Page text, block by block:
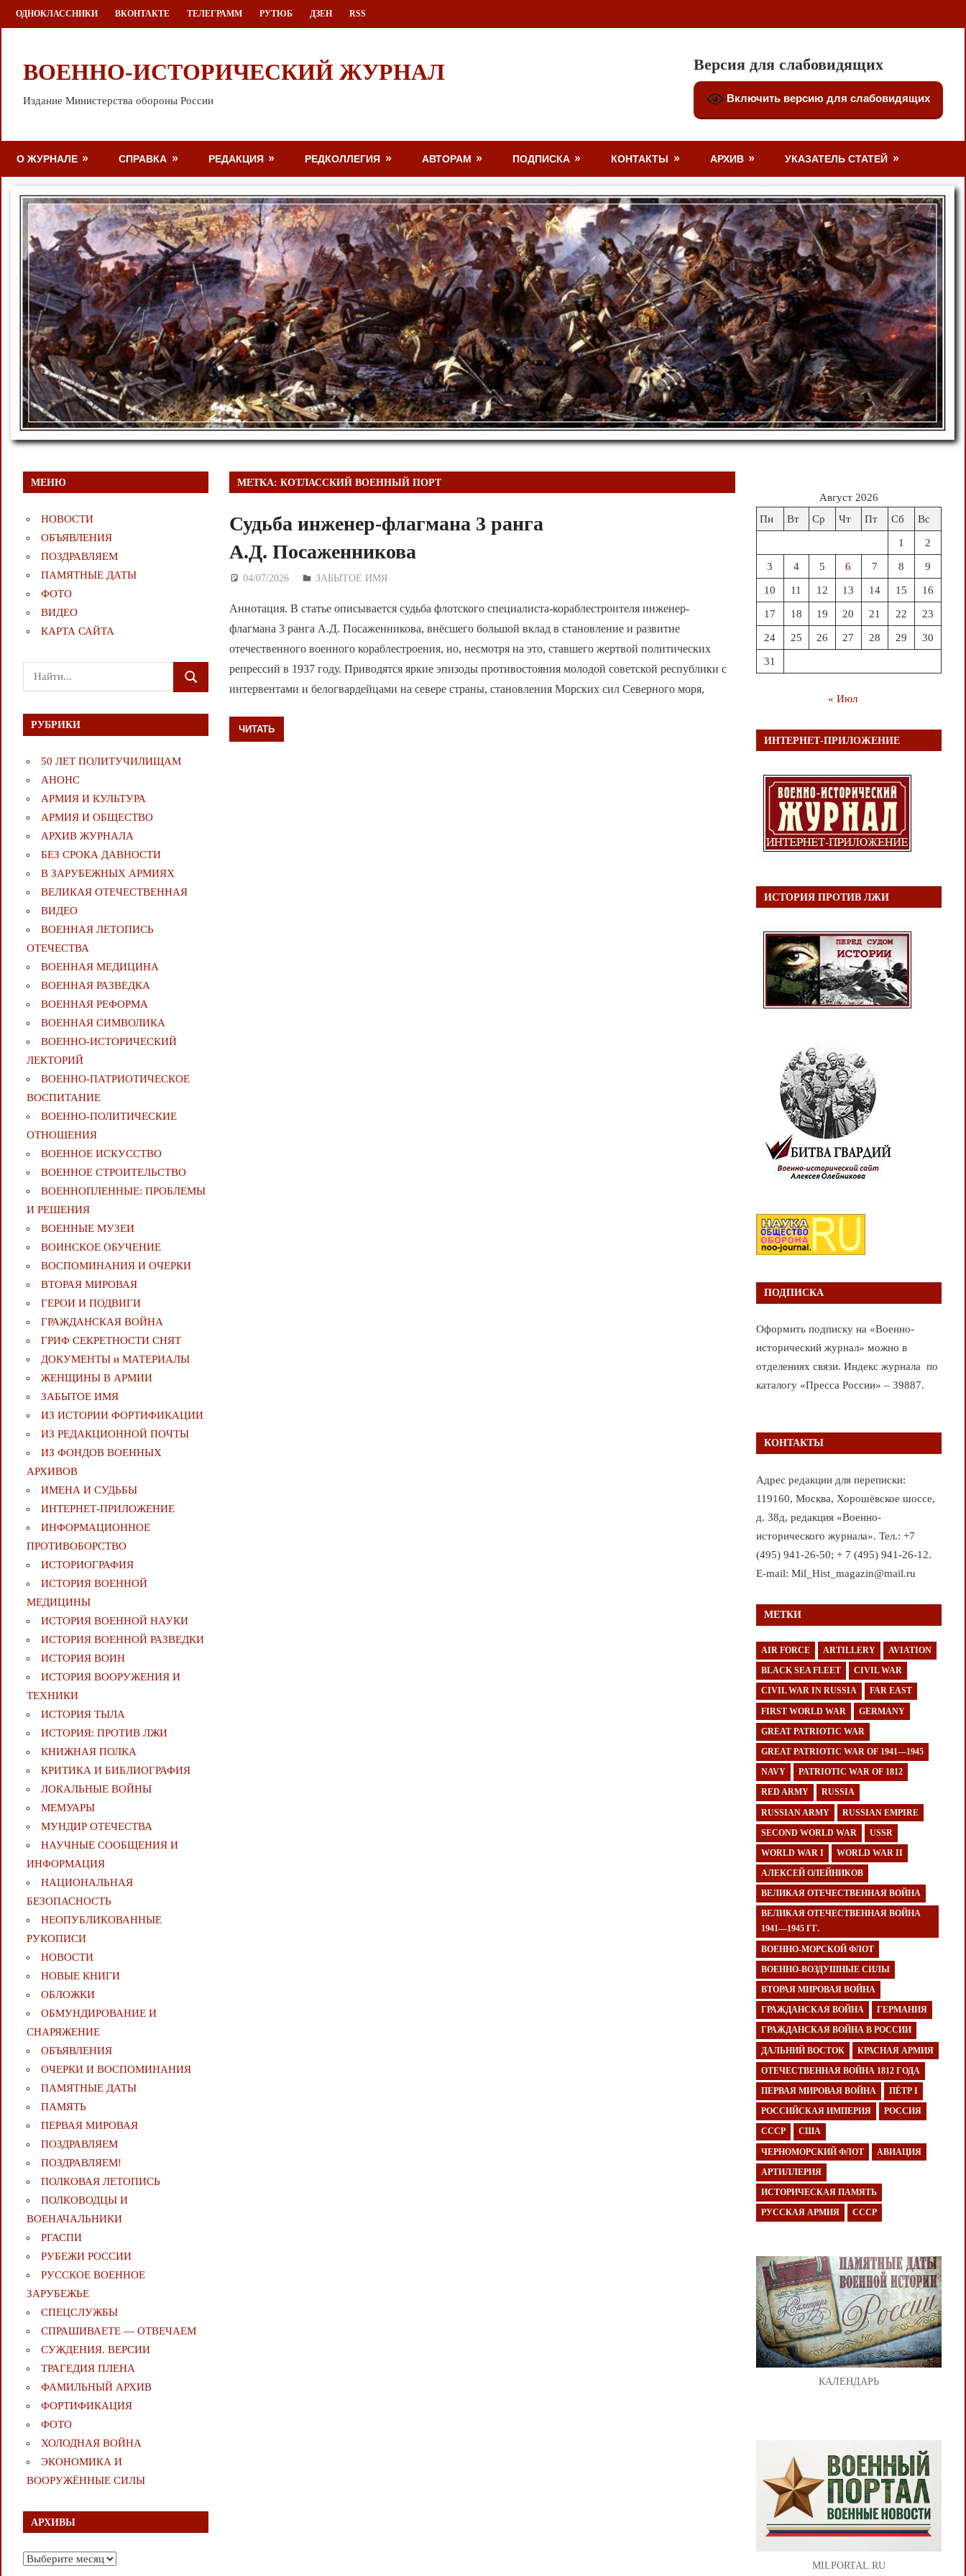
Перейти
к
ОДНОКЛАССНИКИ ВКОНТАКТЕ ТЕЛЕГРАММ РУТЮБ ДЗЕН RSS
ВОЕННО-ИСТОРИЧЕСКИЙ ЖУРНАЛ
Издание Министерства обороны России
Версия для слабовидящих
Включить версию для слабовидящих
О ЖУРНАЛЕ СПРАВКА РЕДАКЦИЯ РЕДКОЛЛЕГИЯ АВТОРАМ ПОДПИСКА КОНТАКТЫ АРХИВ УКАЗАТЕЛЬ СТАТЕЙ
МЕТКА:КОТЛАССКИЙ ВОЕННЫЙ ПОРТ
Судьба инженер-флагмана 3 ранга
А.Д. Посаженникова
04/07/2026 Дежурный по Редакции
ЗАБЫТОЕ ИМЯ
Аннотация. В статье описывается судьба флотского специалиста-кораблестроителя инженер-
флагмана 3 ранга А.Д. Посаженникова, внёсшего большой вклад в становление и развитие
отечественного военного кораблестроения, но, несмотря на это, ставшего жертвой политических
репрессий в 1937 году. Приводятся яркие эпизоды противостояния молодой советской республики с
интервентами и белогвардейцами на севере страны, становления Морских сил Северного моря,
ЧИТАТЬ
МЕНЮ
НОВОСТИ
ОБЪЯВЛЕНИЯ
ПОЗДРАВЛЯЕМ
ПАМЯТНЫЕ ДАТЫ
ФОТО
ВИДЕО
КАРТА САЙТА
Поиск
для:
ПОИСК
РУБРИКИ
50 ЛЕТ ПОЛИТУЧИЛИЩАМ
АНОНС
АРМИЯ И КУЛЬТУРА
АРМИЯ И ОБЩЕСТВО
АРХИВ ЖУРНАЛА
БЕЗ СРОКА ДАВНОСТИ
В ЗАРУБЕЖНЫХ АРМИЯХ
ВЕЛИКАЯ ОТЕЧЕСТВЕННАЯ
ВИДЕО
ВОЕННАЯ ЛЕТОПИСЬ
ОТЕЧЕСТВА
ВОЕННАЯ МЕДИЦИНА
ВОЕННАЯ РАЗВЕДКА
ВОЕННАЯ РЕФОРМА
ВОЕННАЯ СИМВОЛИКА
ВОЕННО-ИСТОРИЧЕСКИЙ
ЛЕКТОРИЙ
ВОЕННО-ПАТРИОТИЧЕСКОЕ
ВОСПИТАНИЕ
ВОЕННО-ПОЛИТИЧЕСКИE
ОТНОШЕНИЯ
ВОЕННОЕ ИСКУССТВО
ВОЕННОЕ СТРОИТЕЛЬСТВО
ВОЕННОПЛЕННЫЕ: ПРОБЛЕМЫ
И РЕШЕНИЯ
ВОЕННЫЕ МУЗЕИ
ВОИНСКОЕ ОБУЧЕНИЕ
ВОСПОМИНАНИЯ И ОЧЕРКИ
ВТОРАЯ МИРОВАЯ
ГЕРОИ И ПОДВИГИ
ГРАЖДАНСКАЯ ВОЙНА
ГРИФ СЕКРЕТНОСТИ СНЯТ
ДОКУМЕНТЫ и МАТЕРИАЛЫ
ЖЕНЩИНЫ В АРМИИ
ЗАБЫТОЕ ИМЯ
ИЗ ИСТОРИИ ФОРТИФИКАЦИИ
ИЗ РЕДАКЦИОННОЙ ПОЧТЫ
ИЗ ФОНДОВ ВОЕННЫХ
АРХИВОВ
ИМЕНА И СУДЬБЫ
ИНТЕРНЕТ-ПРИЛОЖЕНИЕ
ИНФОРМАЦИОННОЕ
ПРОТИВОБОРСТВО
ИСТОРИОГРАФИЯ
ИСТОРИЯ ВОЕННОЙ
МЕДИЦИНЫ
ИСТОРИЯ ВОЕННОЙ НАУКИ
ИСТОРИЯ ВОЕННОЙ РАЗВЕДКИ
ИСТОРИЯ ВОИН
ИСТОРИЯ ВООРУЖЕНИЯ И
ТЕХНИКИ
ИСТОРИЯ ТЫЛА
ИСТОРИЯ: ПРОТИВ ЛЖИ
КНИЖНАЯ ПОЛКА
КРИТИКА И БИБЛИОГРАФИЯ
ЛОКАЛЬНЫЕ ВОЙНЫ
МЕМУАРЫ
МУНДИР ОТЕЧЕСТВА
НАУЧНЫЕ СООБЩЕНИЯ И
ИНФОРМАЦИЯ
НАЦИОНАЛЬНАЯ
БЕЗОПАСНОСТЬ
НЕОПУБЛИКОВАННЫЕ
РУКОПИСИ
НОВОСТИ
НОВЫЕ КНИГИ
ОБЛОЖКИ
ОБМУНДИРОВАНИЕ И
СНАРЯЖЕНИЕ
ОБЪЯВЛЕНИЯ
ОЧЕРКИ И ВОСПОМИНАНИЯ
ПАМЯТНЫЕ ДАТЫ
ПАМЯТЬ
ПЕРВАЯ МИРОВАЯ
ПОЗДРАВЛЯЕМ
ПОЗДРАВЛЯЕМ!
ПОЛКОВАЯ ЛЕТОПИСЬ
ПОЛКОВОДЦЫ И
ВОЕНАЧАЛЬНИКИ
РГАСПИ
РУБЕЖИ РОССИИ
РУССКОЕ ВОЕННОЕ
ЗАРУБЕЖЬЕ
СПЕЦСЛУЖБЫ
СПРАШИВАЕТЕ — ОТВЕЧАЕМ
СУЖДЕНИЯ. ВЕРСИИ
ТРАГЕДИЯ ПЛЕНА
ФАМИЛЬНЫЙ АРХИВ
ФОРТИФИКАЦИЯ
ФОТО
ХОЛОДНАЯ ВОЙНА
ЭКОНОМИКА И
ВООРУЖЁННЫЕ СИЛЫ
АРХИВЫ
Архивы
Август 2026
Пн
Вт Ср Чт Пт Сб Вс
1 2
3 4 5 6 7 8 9
10 11 12 13 14 15 16
17 18 19 20 21 22 23
24 25 26 27 28 29 30
31
« Июл
ИНТЕРНЕТ-ПРИЛОЖЕНИЕ
ИСТОРИЯ ПРОТИВ ЛЖИ
ПОДПИСКА
Оформить подписку на «Военно-
исторический журнал» можно в
отделениях связи. Индекс журнала по
каталогу «Пресса России» – 39887.
КОНТАКТЫ
Адрес редакции для переписки:
119160, Москва, Хорошёвское шоссе,
д. 38д, редакция «Военно-
исторического журнала». Тел.: +7
(495) 941-26-50; + 7 (495) 941-26-12.
E-mail: Mil_Hist_magazin@mail.ru
МЕТКИ
AIR FORCE ARTILLERY AVIATION
BLACK SEA FLEET CIVIL WAR
CIVIL WAR IN RUSSIA FAR EAST
FIRST WORLD WAR GERMANY
GREAT PATRIOTIC WAR
GREAT PATRIOTIC WAR OF 1941—1945
NAVY PATRIOTIC WAR OF 1812
RED ARMY RUSSIA
RUSSIAN ARMY RUSSIAN EMPIRE
SECOND WORLD WAR USSR
WORLD WAR I WORLD WAR II
АЛЕКСЕЙ ОЛЕЙНИКОВ
ВЕЛИКАЯ ОТЕЧЕСТВЕННАЯ ВОЙНА
ВЕЛИКАЯ ОТЕЧЕСТВЕННАЯ ВОЙНА
1941—1945 ГГ.
ВОЕННО-МОРСКОЙ ФЛОТ
ВОЕННО-ВОЗДУШНЫЕ СИЛЫ
ВТОРАЯ МИРОВАЯ ВОЙНА
ГРАЖДАНСКАЯ ВОЙНА ГЕРМАНИЯ
ГРАЖДАНСКАЯ ВОЙНА В РОССИИ
ДАЛЬНИЙ ВОСТОК КРАСНАЯ АРМИЯ
ОТЕЧЕСТВЕННАЯ ВОЙНА 1812 ГОДА
ПЕРВАЯ МИРОВАЯ ВОЙНА ПЁТР I
РОССИЙСКАЯ ИМПЕРИЯ РОССИЯ
СССР США
ЧЕРНОМОРСКИЙ ФЛОТ АВИАЦИЯ
АРТИЛЛЕРИЯ
ИСТОРИЧЕСКАЯ ПАМЯТЬ
РУССКАЯ АРМИЯ СССР
КАЛЕНДАРЬ
MILPORTAL.RU